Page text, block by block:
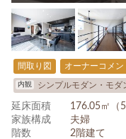
間取り図 オーナーコメン
内観 シンプルモダン・モダ
延床面積
176.05㎡（
家族構成
夫婦
階数
2階建て